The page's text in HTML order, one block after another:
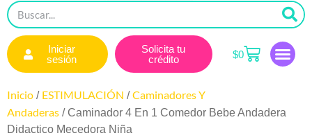
Iniciar
sesión
Solicita tu
crédito
$0
Inicio / ESTIMULACIÓN /Caminadores Y
Andaderas / Caminador 4 En 1 Comedor Bebe Andadera
Didactico Mecedora Niña